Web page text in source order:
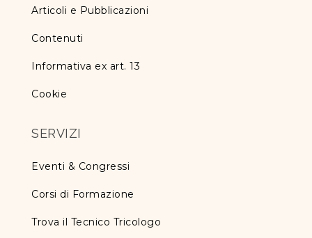
Articoli e Pubblicazioni
Contenuti
Informativa ex art. 13
Cookie
SERVIZI
Eventi & Congressi
Corsi di Formazione
Trova il Tecnico Tricologo